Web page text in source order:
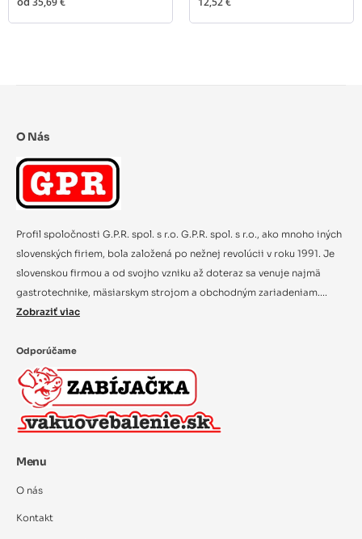
O Nás
Profil spoločnosti G.P.R. spol. s r.o. G.P.R. spol. s r.o., ako mnoho iných
slovenských firiem, bola založená po nežnej revolúcii v roku 1991. Je
slovenskou firmou a od svojho vzniku až doteraz sa venuje najmä
gastrotechnike, mäsiarskym strojom a obchodným zariadeniam....
Zobraziť viac
Odporúčame
Menu
O nás
Kontakt